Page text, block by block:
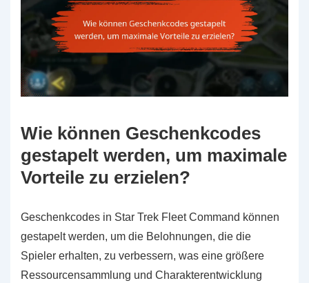
Wie können Geschenkcodes
gestapelt werden, um maximale
Vorteile zu erzielen?
Geschenkcodes in Star Trek Fleet Command können
gestapelt werden, um die Belohnungen, die die
Spieler erhalten, zu verbessern, was eine größere
Ressourcensammlung und Charakterentwicklung